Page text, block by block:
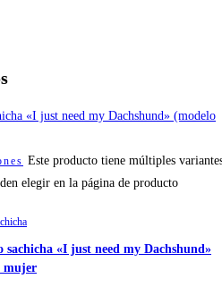
Este producto tiene múltiples
elegir en la página de producto
sachicha «I just need my Dachshund»
mujer